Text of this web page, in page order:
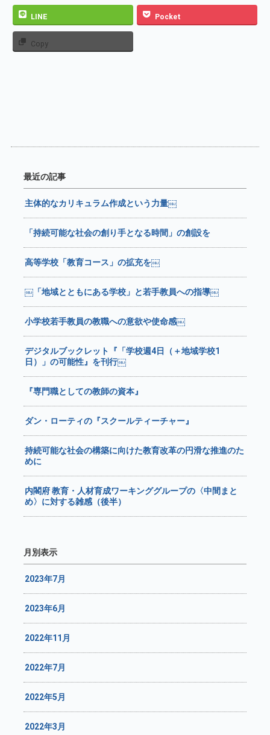
LINE Pocket
Copy
最近の記事
主体的なカリキュラム作成という力量￼
「持続可能な社会の創り手となる時間」の創設を
高等学校「教育コース」の拡充を￼
￼「地域とともにある学校」と若手教員への指導￼
小学校若手教員の教職への意欲や使命感￼
デジタルブックレット『「学校週4日（＋地域学校1
日）」の可能性』を刊行￼
『専門職としての教師の資本』
ダン・ローティの『スクールティーチャー』
持続可能な社会の構築に向けた教育改革の円滑な推進のた
めに
内閣府 教育・人材育成ワーキンググループの〈中間まと
め〉に対する雑感（後半）
月別表示
2023年7月
2023年6月
2022年11月
2022年7月
2022年5月
2022年3月